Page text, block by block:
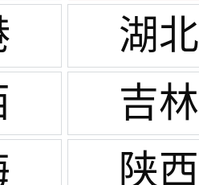
湖北
吉林
陕西